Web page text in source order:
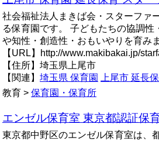
社会福祉法人まきば会・スターファ
る保育園です。 子どもたちの協調
や知性・創造性・おもいやりを育み
【URL】http://www.makibakai.jp/
【住所】埼玉県上尾市
【関連】 埼玉県 保育園
上尾市 延長
教育 > 保育園・保育所
エンゼル保育室 東京都認証保
東京都中野区のエンゼル保育室は、